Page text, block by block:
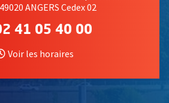
ANGERS Cedex 02
41 05 40 00
Voir les horaires